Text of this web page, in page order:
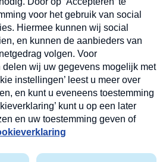
Cookieverklaring
abonnement op onze
en dinsdagochtend in uw